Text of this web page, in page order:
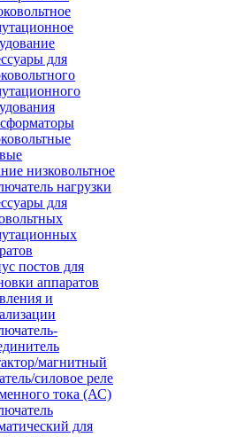
для
низковольтное
нагрузки
для
постов для
аппаратов
и
магнитный
силовое реле
тока (АС)
для